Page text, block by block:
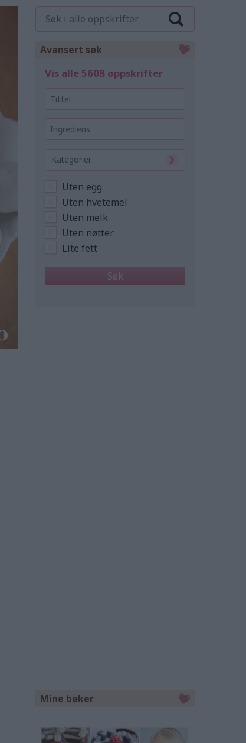
Avansert søk
Vis alle 5608 oppskrifter
Kategorier
Uten egg
Uten hvetemel
Uten melk
Uten nøtter
Lite fett
Mine bøker